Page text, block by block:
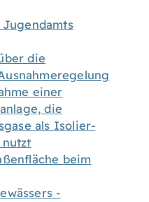
die
einer
die
als Isolier-
beim
-